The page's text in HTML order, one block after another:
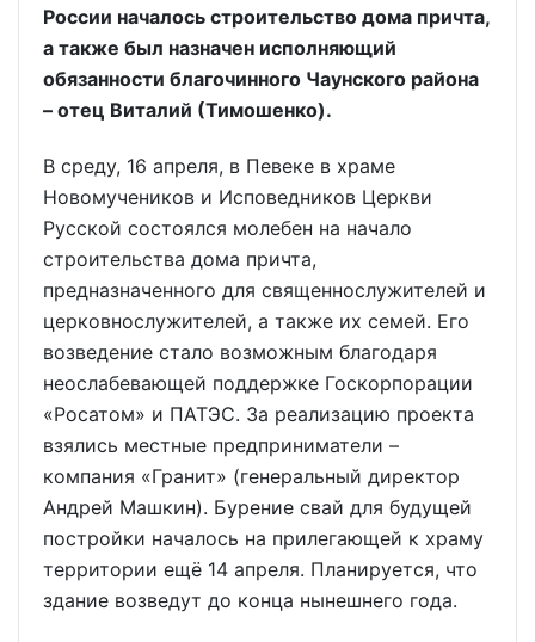
России началось строительство дома причта,
а также был назначен исполняющий
обязанности благочинного Чаунского района
– отец Виталий (Тимошенко).
В среду, 16 апреля, в Певеке в храме
Новомучеников и Исповедников Церкви
Русской состоялся молебен на начало
строительства дома причта,
предназначенного для священнослужителей и
церковнослужителей, а также их семей. Его
возведение стало возможным благодаря
неослабевающей поддержке Госкорпорации
«Росатом» и ПАТЭС. За реализацию проекта
взялись местные предприниматели –
компания «Гранит» (генеральный директор
Андрей Машкин). Бурение свай для будущей
постройки началось на прилегающей к храму
территории ещё 14 апреля. Планируется, что
здание возведут до конца нынешнего года.